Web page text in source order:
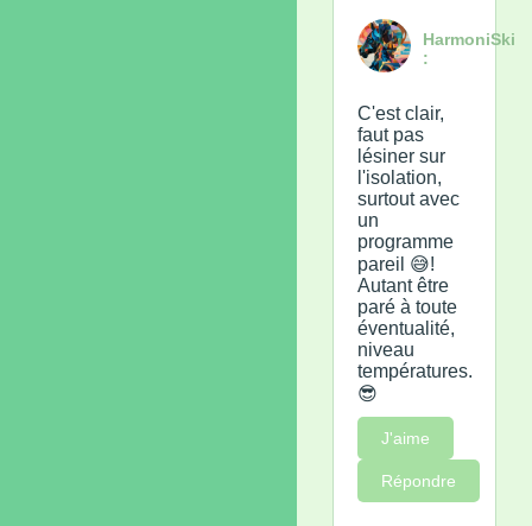
HarmoniSki
:
C'est clair,
faut pas
lésiner sur
l'isolation,
surtout avec
un
programme
pareil 😅!
Autant être
paré à toute
éventualité,
niveau
températures.
😎
J'aime
Répondre